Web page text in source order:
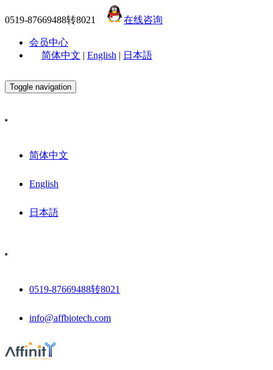
0519-87669488转8021 在线咨询
会员中心
简体中文 | English | 日本語
Toggle navigation
简体中文
English
日本語
0519-87669488转8021
info@affbiotech.com